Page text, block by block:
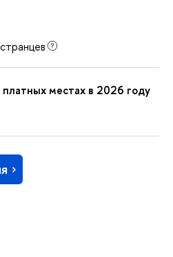
местах в 2026 году